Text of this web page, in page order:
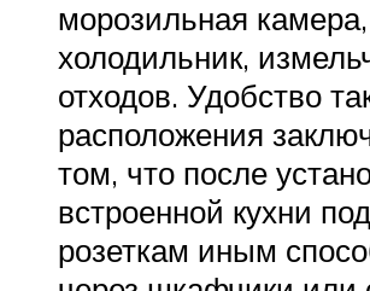
морозильная камера,
холодильник,
отходов. Удобство
расположения
том, что после
встроенной кухни
розеткам иным